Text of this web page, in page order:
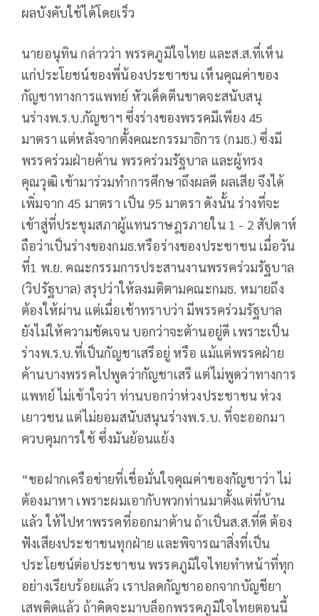
ผลบังคับใช้ได้โดยเร็ว
นายอนุทิน กล่าวว่า พรรคภูมิใจไทย และส.ส.ที่เห็น
แก่ประโยชน์ของพี่น้องประชาชน เห็นคุณค่าของ
กัญชาทางการแพทย์ หัวเด็ดตีนขาดจะสนับสนุ
นร่างพ.ร.บ.กัญชาฯ ซึ่งร่างของพรรคมีเพียง 45
มาตรา แต่หลังจากตั้งคณะกรรมาธิการ (กมธ.) ซึ่งมี
พรรคร่วมฝ่ายค้าน พรรคร่วมรัฐบาล และผู้ทรง
คุณวุฒิ เข้ามาร่วมทำการศึกษาถึงผลดี ผลเสีย จึงได้
เพิ่มจาก 45 มาตรา เป็น 95 มาตรา ดังนั้น ร่างที่จะ
เข้าสู่ที่ประชุมสภาผู้แทนราษฎรภายใน 1 - 2 สัปดาห์
ถือว่าเป็นร่างของกมธ.หรือร่างของประชาชน เมื่อวัน
ที่1 พ.ย. คณะกรรมการประสานงานพรรคร่วมรัฐบาล
(วิปรัฐบาล) สรุปว่าให้ลงมติตามคณะกมธ. หมายถึง
ต้องให้ผ่าน แต่เมื่อเช้าทราบว่า มีพรรคร่วมรัฐบาล
ยังไม่ให้ความชัดเจน บอกว่าจะต้านอยู่ดี เพราะเป็น
ร่างพ.ร.บ.ที่เป็นกัญชาเสรีอยู่ หรือ แม้แต่พรรคฝ่าย
ค้านบางพรรคไปพูดว่ากัญชาเสรี แต่ไม่พูดว่าทางการ
แพทย์ ไม่เข้าใจว่า ท่านบอกว่าห่วงประชาชน ห่วง
เยาวชน แต่ไม่ยอมสนับสนุนร่างพ.ร.บ. ที่จะออกมา
ควบคุมการใช้ ซึ่งมันย้อนแย้ง
“ขอฝากเครือข่ายที่เชื่อมั่นใจคุณค่าของกัญชาว่า ไม่
ต้องมาหา เพราะผมเอากับพวกท่านมาตั้งแต่ที่บ้าน
แล้ว ให้ไปหาพรรคที่ออกมาต้าน ถ้าเป็นส.ส.ที่ดี ต้อง
ฟังเสียงประชาชนทุกฝ่าย และพิจารณาสิ่งที่เป็น
ประโยชน์ต่อประชาชน พรรคภูมิใจไทยทำหน้าที่ทุก
อย่างเรียบร้อยแล้ว เราปลดกัญชาออกจากบัญชียา
เสพติดแล้ว ถ้าคิดจะมาบล็อกพรรคภูมิใจไทยตอนนี้